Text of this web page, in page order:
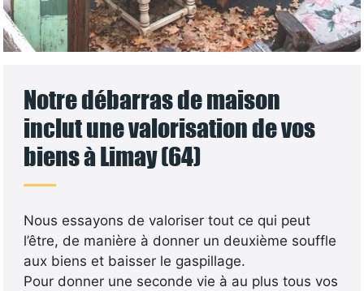
Notre débarras de maison
inclut une valorisation de vos
biens à Limay (64)
Nous essayons de valoriser tout ce qui peut
l’être, de manière à donner un deuxième souffle
aux biens et baisser le gaspillage.
Pour donner une seconde vie à au plus tous vos